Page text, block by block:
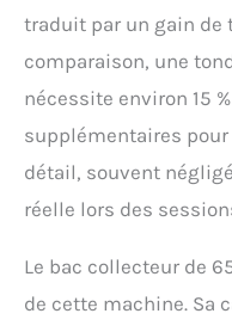
traduit par un gain de
comparaison, une
nécessite environ 15
supplémentaires
détail, souvent
réelle lors des
Le bac collecteur de
de cette machine. Sa